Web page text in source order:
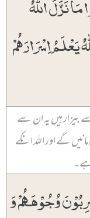
اِسۡرَارَہُمۡ
بیزار ہیں یہ ان سے
گے اور اللہ انکے
وُجُوۡہَہُمۡ وَ